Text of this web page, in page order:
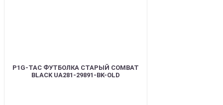
P1G-TAC ФУТБОЛКА СТАРЫЙ COMBAT
BLACK UA281-29891-BK-OLD